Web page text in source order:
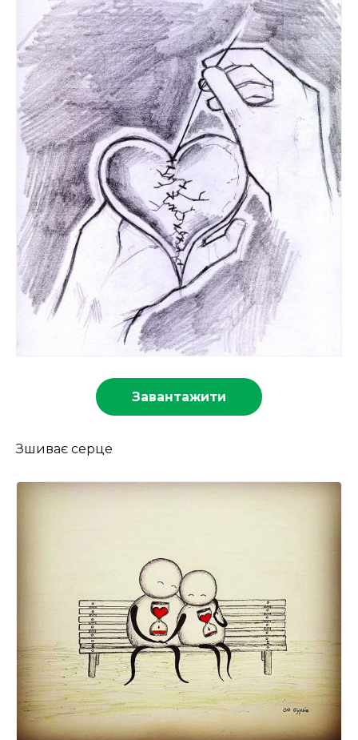
Завантажити
Зшиває серце